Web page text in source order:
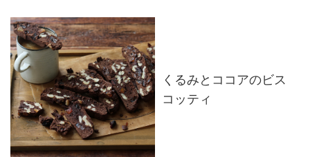
くるみとココアのビス
コッティ